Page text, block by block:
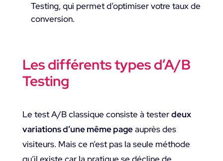
Testing, qui permet d’optimiser votre taux de
conversion.
Les différents types d’A/B
Testing
Le test A/B classique consiste à testerdeux
variations d’une même pageauprès des
visiteurs. Mais ce n’est pas la seule méthode